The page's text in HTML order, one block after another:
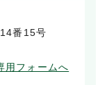
番15号
用フォームへ